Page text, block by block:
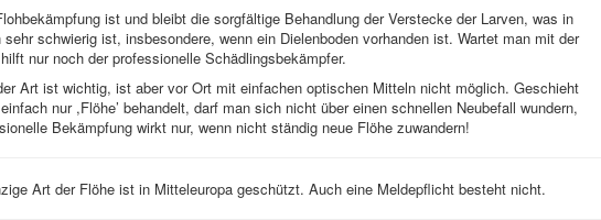
ist und bleibt die sorgfältige Behandlung der Verstecke der Larven, was in
schwierig ist, insbesondere, wenn ein Dielenboden vorhanden ist. Wartet man mit der
nur noch der professionelle Schädlingsbekämpfer.
Art ist wichtig, ist aber vor Ort mit einfachen optischen Mitteln nicht möglich. Geschieht
nur ,Flöhe’ behandelt, darf man sich nicht über einen schnellen Neubefall wundern,
Bekämpfung wirkt nur, wenn nicht ständig neue Flöhe zuwandern!
Art der Flöhe ist in Mitteleuropa geschützt. Auch eine Meldepflicht besteht nicht.